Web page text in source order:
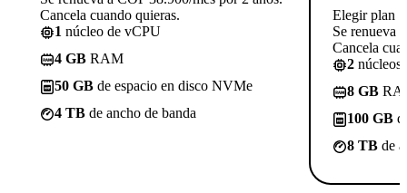
Cancela cuando quieras.
1 núcleo de vCPU
4 GB RAM
50 GB de espacio en disco NVMe
4 TB de ancho de banda
Elegir plan
Se renueva
Cancela
2 núcleos
8 GB
100 GB
8 TB de